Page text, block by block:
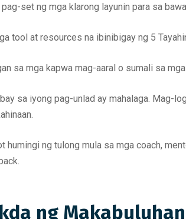
set ng mga klarong layunin para sa
tool at resources na ibinibigay ng 5
sa mga kapwa mag-aaral o sumali sa
sa iyong pag-unlad ay mahalaga. Mag-
humingi ng tulong mula sa mga coach,
ng